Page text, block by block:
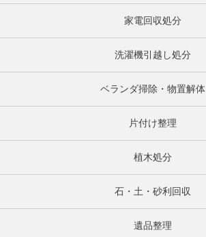
家電回収処分
洗濯機引越し処分
ベランダ掃除・物置解体
片付け整理
植木処分
石・土・砂利回収
遺品整理